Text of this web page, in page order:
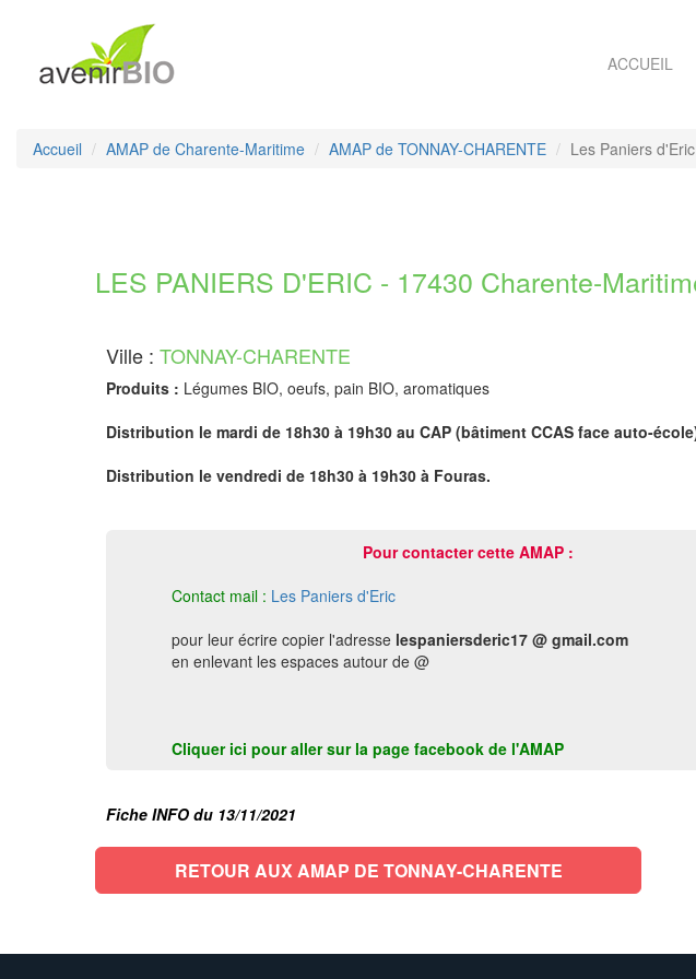
ACCUEIL
Accueil AMAP de Charente-Maritime AMAP de TONNAY-CHARENTE Les Paniers d'Eric
LES PANIERS D'ERIC - 17430 Charente-
Ville : TONNAY-CHARENTE
Produits : Légumes BIO, oeufs, pain BIO, aromatiques
Distribution le mardi de 18h30 à 19h30 au CAP (bâtiment CCAS face auto-
Distribution le vendredi de 18h30 à 19h30 à Fouras.
Pour contacter cette AMAP :
Contact mail : Les Paniers d'Eric
pour leur écrire copier l'adresse lespaniersderic17 @ gmail.com
en enlevant les espaces autour de @
Cliquer ici pour aller sur la page facebook de l'AMAP
Fiche INFO du 13/11/2021
RETOUR AUX AMAP DE TONNAY-CHARENTE